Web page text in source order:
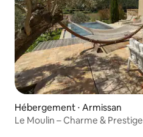
Hébergement ⋅ Armissan
Le Moulin – Charme & Prestige